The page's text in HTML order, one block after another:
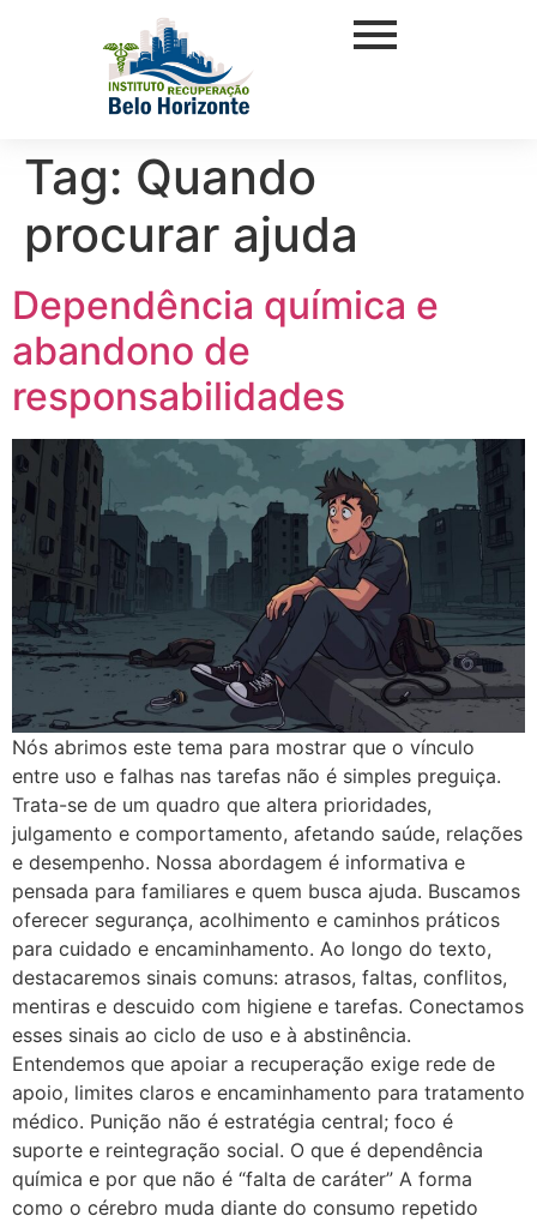
Tag: Quando
procurar ajuda
Dependência química e
abandono de
responsabilidades
Nós abrimos este tema para mostrar que o vínculo
entre uso e falhas nas tarefas não é simples preguiça.
Trata-se de um quadro que altera prioridades,
julgamento e comportamento, afetando saúde, relações
e desempenho. Nossa abordagem é informativa e
pensada para familiares e quem busca ajuda. Buscamos
oferecer segurança, acolhimento e caminhos práticos
para cuidado e encaminhamento. Ao longo do texto,
destacaremos sinais comuns: atrasos, faltas, conflitos,
mentiras e descuido com higiene e tarefas. Conectamos
esses sinais ao ciclo de uso e à abstinência.
Entendemos que apoiar a recuperação exige rede de
apoio, limites claros e encaminhamento para tratamento
médico. Punição não é estratégia central; foco é
suporte e reintegração social. O que é dependência
química e por que não é “falta de caráter” A forma
como o cérebro muda diante do consumo repetido